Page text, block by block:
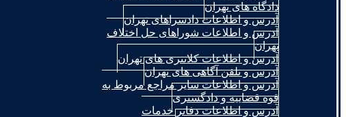
دادگاه های تهران
آدرس و اطلاعات دادسراهای تهران
آدرس و اطلاعات شوراهای حل اختلاف
تهران
آدرس و اطلاعات کلانتری های تهران
آدرس و تلفن آگاهی های تهران
آدرس و اطلاعات سایر مراجع مربوط به
قوه قضاییه و دادگستری
آدرس و اطلاعات دفاتر خدمات